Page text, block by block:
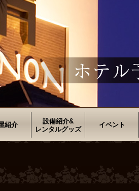
紹介
設備紹介&
レンタルグッズ
イベント